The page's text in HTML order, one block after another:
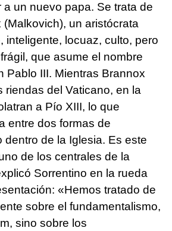
un nuevo papa. Se trata de
un aristócrata
inteligente, locuaz, culto, pero
que asume el nombre
Pablo III. Mientras Brannox
riendas del Vaticano, en la
a Pío XIII, lo que
entre dos formas de
dentro de la Iglesia. Es este
de los centrales de la
Sorrentino en la rueda
«Hemos tratado de
sobre el fundamentalismo,
sino sobre los